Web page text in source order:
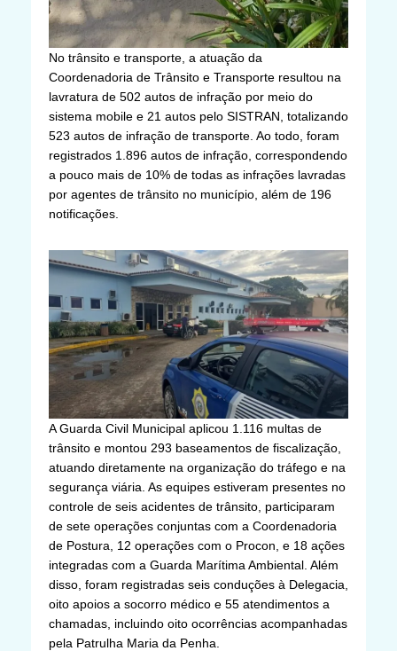
No trânsito e transporte, a atuação da
Coordenadoria de Trânsito e Transporte resultou na
lavratura de 502 autos de infração por meio do
sistema mobile e 21 autos pelo SISTRAN, totalizando
523 autos de infração de transporte. Ao todo, foram
registrados 1.896 autos de infração, correspondendo
a pouco mais de 10% de todas as infrações lavradas
por agentes de trânsito no município, além de 196
notificações.
A Guarda Civil Municipal aplicou 1.116 multas de
trânsito e montou 293 baseamentos de fiscalização,
atuando diretamente na organização do tráfego e na
segurança viária. As equipes estiveram presentes no
controle de seis acidentes de trânsito, participaram
de sete operações conjuntas com a Coordenadoria
de Postura, 12 operações com o Procon, e 18 ações
integradas com a Guarda Marítima Ambiental. Além
disso, foram registradas seis conduções à Delegacia,
oito apoios a socorro médico e 55 atendimentos a
chamadas, incluindo oito ocorrências acompanhadas
pela Patrulha Maria da Penha.